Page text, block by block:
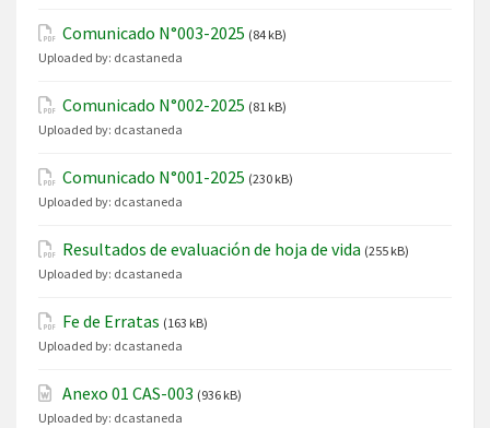
Comunicado N°003-2025 (84 kB)
Uploaded by: dcastaneda
Comunicado N°002-2025 (81 kB)
Uploaded by: dcastaneda
Comunicado N°001-2025 (230 kB)
Uploaded by: dcastaneda
Resultados de evaluación de hoja de vida (255 kB)
Uploaded by: dcastaneda
Fe de Erratas (163 kB)
Uploaded by: dcastaneda
Anexo 01 CAS-003 (936 kB)
Uploaded by: dcastaneda